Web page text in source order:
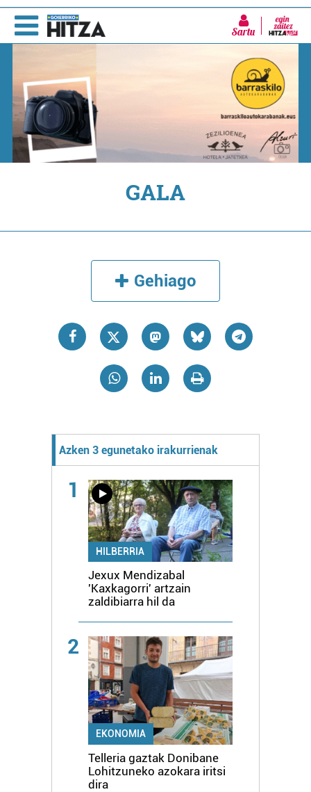
Sartu
GALA
Gehiago
Azken 3 egunetako irakurrienak
1
HILBERRIA
Jexux Mendizabal
'Kaxkagorri' artzain
zaldibiarra hil da
2
EKONOMIA
Telleria gaztak Donibane
Lohitzuneko azokara iritsi
dira